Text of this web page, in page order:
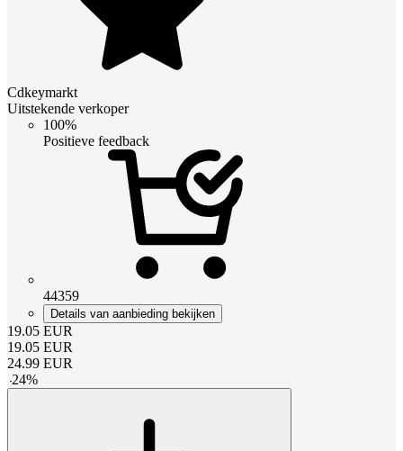
Cdkeymarkt
Uitstekende verkoper
100%
Positieve feedback
44359
Details van aanbieding bekijken
19.05 EUR
19.05 EUR
24.99 EUR
-24%